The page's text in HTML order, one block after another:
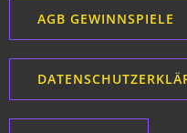
AGB GEWINNSPIELE